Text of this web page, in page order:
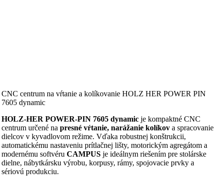
CNC centrum na vŕtanie a kolíkovanie HOLZ HER POWER PIN
7605 dynamic
HOLZ-HER POWER‑PIN 7605 dynamic je kompaktné CNC
centrum určené na presné vŕtanie, narážanie kolíkov a spracovanie
dielcov v kyvadlovom režime. Vďaka robustnej konštrukcii,
automatickému nastaveniu prítlačnej lišty, motorickým agregátom a
modernému softvéru CAMPUS je ideálnym riešením pre stolárske
dielne, nábytkársku výrobu, korpusy, rámy, spojovacie prvky a
sériovú produkciu.